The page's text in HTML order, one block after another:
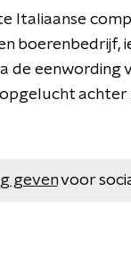
Italiaanse
boerenbedrijf,
de eenwording
achter
gevenvoor